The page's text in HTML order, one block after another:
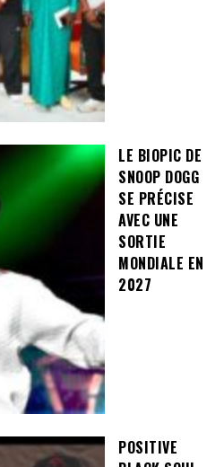
LE BIOPIC DE
SNOOP DOGG
SE PRÉCISE
AVEC UNE
SORTIE
MONDIALE EN
2027
POSITIVE